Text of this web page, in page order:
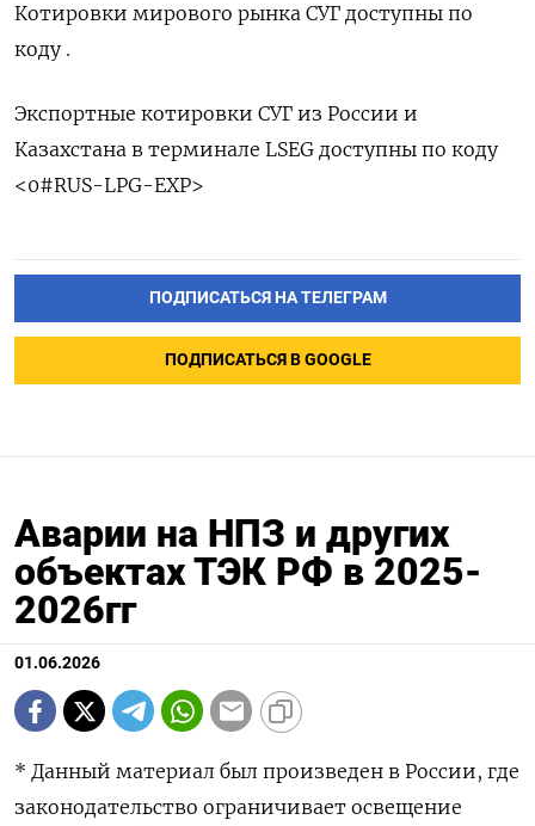
Котировки ‌мирового рынка СУГ доступны по
‌коду .
Экспортные котировки СУГ из России ​и
Казахстана в терминале LSEG ‌доступны по коду
<0#RUS-LPG-EXP>
ПОДПИСАТЬСЯ НА ТЕЛЕГРАМ
ПОДПИСАТЬСЯ В GOOGLE
Аварии на НПЗ и других
объектах ТЭК РФ в 2025-
2026гг
01.06.2026
* Данный материал был произведен в России, где
законодательство ограничивает освещение